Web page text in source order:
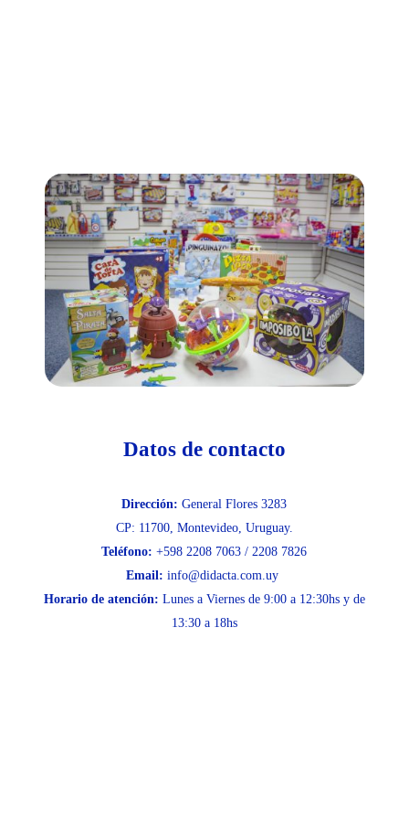
Datos de contacto
Dirección: General Flores 3283
CP: 11700, Montevideo, Uruguay.
Teléfono: +598 2208 7063 / 2208 7826
Email: info@didacta.com.uy
Horario de atención: Lunes a Viernes de 9:00 a 12:30hs y de
13:30 a 18hs